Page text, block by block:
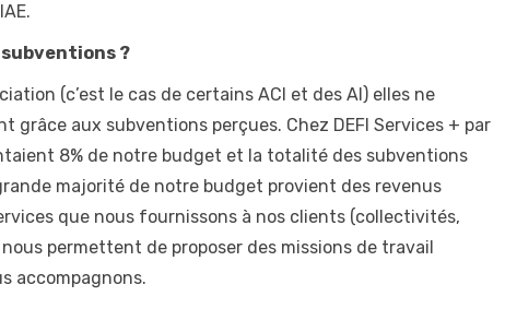
subventions ?
(c’est le cas de certains ACI et des AI) elles ne
aux subventions perçues. Chez DEFI Services + par
8% de notre budget et la totalité des subventions
majorité de notre budget provient des revenus
que nous fournissons à nos clients (collectivités,
permettent de proposer des missions de travail
accompagnons.